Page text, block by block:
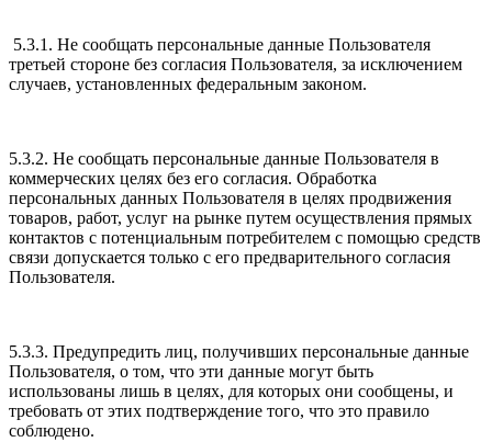
5.3.1. Не сообщать персональные данные Пользователя
третьей стороне без согласия Пользователя, за исключением
случаев, установленных федеральным законом.
5.3.2. Не сообщать персональные данные Пользователя в
коммерческих целях без его согласия. Обработка
персональных данных Пользователя в целях продвижения
товаров, работ, услуг на рынке путем осуществления прямых
контактов с потенциальным потребителем с помощью средств
связи допускается только с его предварительного согласия
Пользователя.
5.3.3. Предупредить лиц, получивших персональные данные
Пользователя, о том, что эти данные могут быть
использованы лишь в целях, для которых они сообщены, и
требовать от этих подтверждение того, что это правило
соблюдено.